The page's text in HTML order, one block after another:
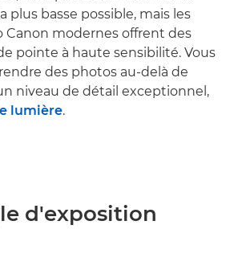
plus basse possible, mais les
Canon modernes offrent des
pointe à haute sensibilité. Vous
des photos au-delà de
niveau de détail exceptionnel,
lumière.
d'exposition